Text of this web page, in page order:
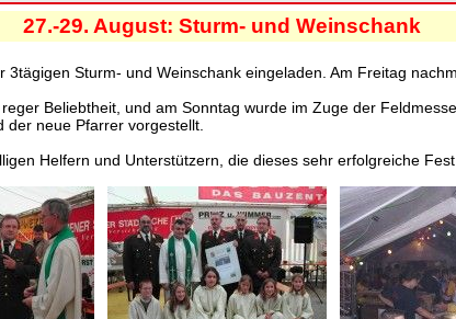
27.-29. August: Sturm- und Weinschank
Sturm- und Weinschank eingeladen. Am Freitag
Beliebtheit, und am Sonntag wurde im Zuge der
der neue Pfarrer vorgestellt.
Helfern und Unterstützern, die dieses sehr erfolgreiche